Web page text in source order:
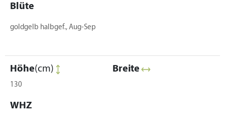
Blüte
goldgelb halbgef., Aug-Sep
Höhe(cm)
130
Breite
WHZ